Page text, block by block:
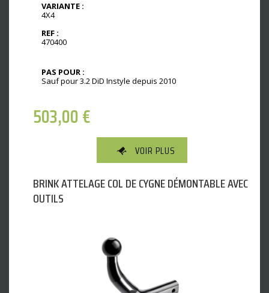
VARIANTE :
4X4
REF :
470400
PAS POUR :
Sauf pour 3.2 DiD Instyle depuis 2010
503,00€
VOIR PLUS
BRINK ATTELAGE COL DE CYGNE DÉMONTABLE AVEC
OUTILS